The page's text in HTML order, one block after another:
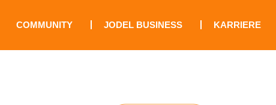
COMMUNITY JODEL BUSINESS KARRIERE